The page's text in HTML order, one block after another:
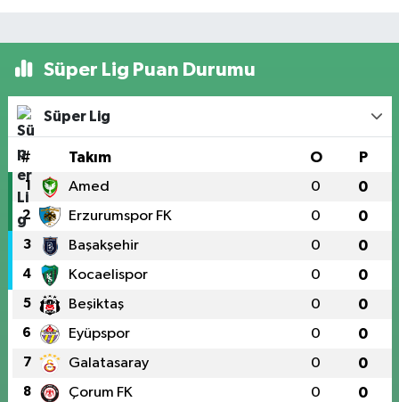
Süper Lig Puan Durumu
Süper Lig
# Takım O P
1 Amed 0 0
2 Erzurumspor FK 0 0
3 Başakşehir 0 0
4 Kocaelispor 0 0
5 Beşiktaş 0 0
6 Eyüpspor 0 0
7 Galatasaray 0 0
8 Çorum FK 0 0